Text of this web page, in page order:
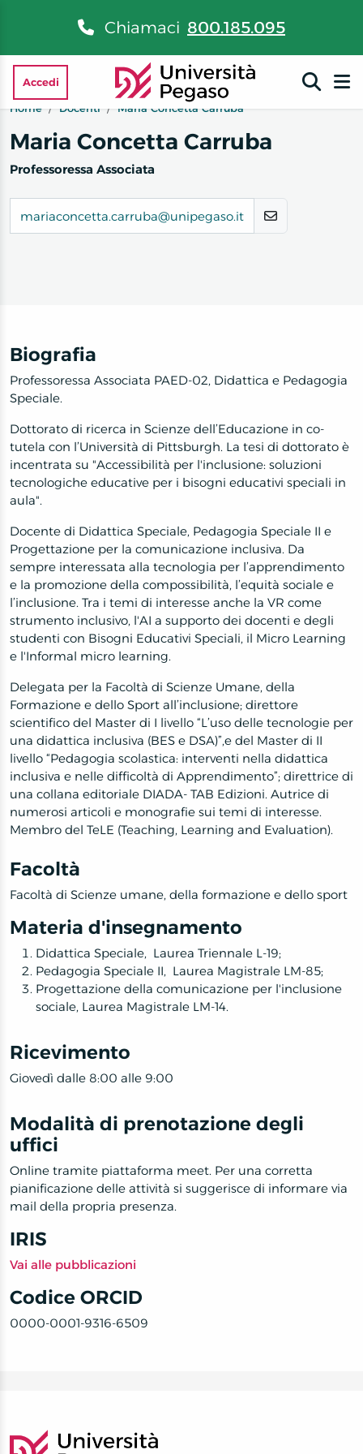
Chiamaci 800.185.095
Accedi
Home
Docenti Maria Concetta Carruba
Maria Concetta Carruba
Professoressa Associata
mariaconcetta.carruba@unipegaso.it
Biografia
Professoressa Associata PAED-02, Didattica e Pedagogia
Speciale.
Dottorato di ricerca in Scienze dell’Educazione in co-
tutela con l’Università di Pittsburgh. La tesi di dottorato è
incentrata su "Accessibilità per l'inclusione: soluzioni
tecnologiche educative per i bisogni educativi speciali in
aula".
Docente di Didattica Speciale, Pedagogia Speciale II e
Progettazione per la comunicazione inclusiva. Da
sempre interessata alla tecnologia per l’apprendimento
e la promozione della compossibilità, l’equità sociale e
l’inclusione. Tra i temi di interesse anche la VR come
strumento inclusivo, l'AI a supporto dei docenti e degli
studenti con Bisogni Educativi Speciali, il Micro Learning
e l'Informal micro learning.
Delegata per la Facoltà di Scienze Umane, della
Formazione e dello Sport all’inclusione; direttore
scientifico del Master di I livello “L’uso delle tecnologie per
una didattica inclusiva (BES e DSA)”,e del Master di II
livello “Pedagogia scolastica: interventi nella didattica
inclusiva e nelle difficoltà di Apprendimento”; direttrice di
una collana editoriale DIADA- TAB Edizioni. Autrice di
numerosi articoli e monografie sui temi di interesse.
Membro del TeLE (Teaching, Learning and Evaluation).
Facoltà
Facoltà di Scienze umane, della formazione e dello sport
Materia d'insegnamento
Didattica Speciale, Laurea Triennale L-19;
Pedagogia Speciale II, Laurea Magistrale LM-85;
Progettazione della comunicazione per l'inclusione
sociale, Laurea Magistrale LM-14.
Ricevimento
Giovedì dalle 8:00 alle 9:00
Modalità di prenotazione degli
uffici
Online tramite piattaforma meet. Per una corretta
pianificazione delle attività si suggerisce di informare via
mail della propria presenza.
IRIS
Vai alle pubblicazioni
Codice ORCID
0000-0001-9316-6509